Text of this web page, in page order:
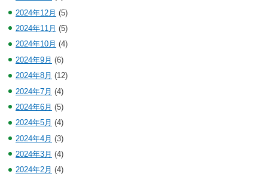
2024年12月 (5)
2024年11月 (5)
2024年10月 (4)
2024年9月 (6)
2024年8月 (12)
2024年7月 (4)
2024年6月 (5)
2024年5月 (4)
2024年4月 (3)
2024年3月 (4)
2024年2月 (4)